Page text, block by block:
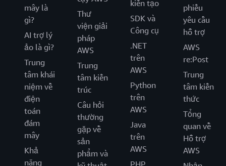
mây là
gì?
AI trợ lý
ảo là gì?
Trung
tâm khái
niệm về
điện
toán
đám
mây
Khả
năng
Thư
viện giải
pháp
AWS
Trung
tâm kiến
trúc
Câu hỏi
thường
gặp về
sản
phẩm và
kiến tạo
SDK và
Công cụ
.NET
trên
AWS
Python
trên
AWS
Java
trên
AWS
phiếu
yêu cầu
hỗ trợ
AWS
re:Post
Trung
tâm kiến
thức
Tổng
quan về
Hỗ trợ
AWS